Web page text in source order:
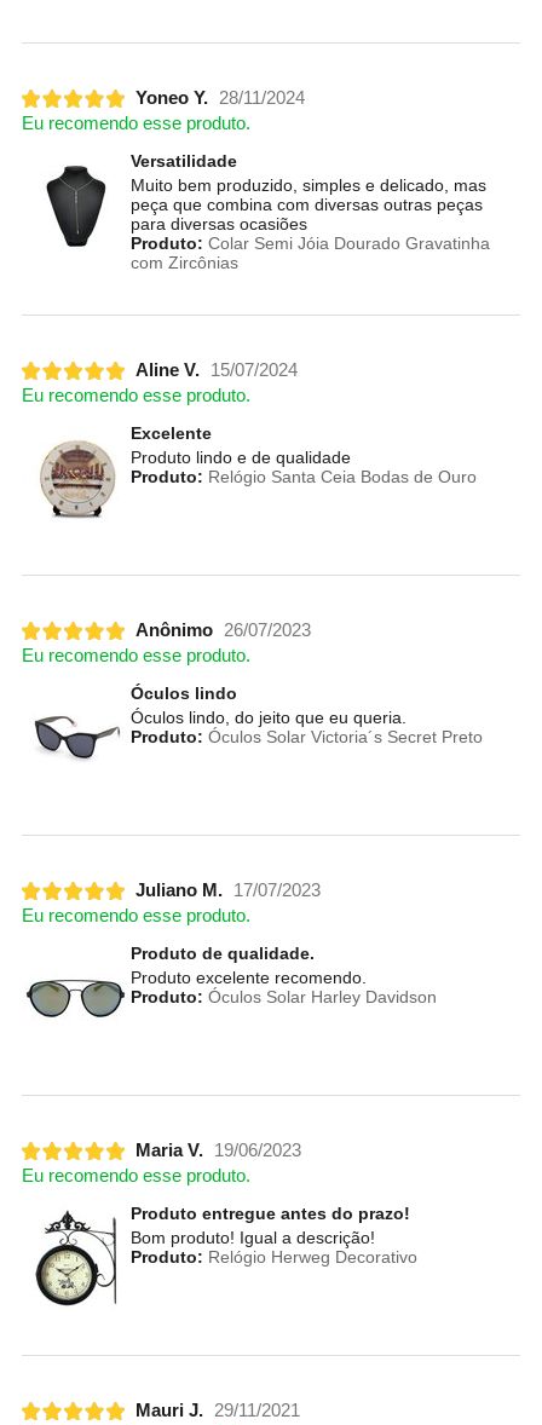
Yoneo Y.
28/11/2024
Eu recomendo esse produto.
Versatilidade
Muito bem produzido, simples e delicado, mas
peça que combina com diversas outras peças
para diversas ocasiões
Produto: Colar Semi Jóia Dourado Gravatinha
com Zircônias
Aline V.
15/07/2024
Eu recomendo esse produto.
Excelente
Produto lindo e de qualidade
Produto: Relógio Santa Ceia Bodas de Ouro
Anônimo
26/07/2023
Eu recomendo esse produto.
Óculos lindo
Óculos lindo, do jeito que eu queria.
Produto: Óculos Solar Victoria´s Secret Preto
Juliano M.
17/07/2023
Eu recomendo esse produto.
Produto de qualidade.
Produto excelente recomendo.
Produto: Óculos Solar Harley Davidson
Maria V.
19/06/2023
Eu recomendo esse produto.
Produto entregue antes do prazo!
Bom produto! Igual a descrição!
Produto: Relógio Herweg Decorativo
Mauri J.
29/11/2021